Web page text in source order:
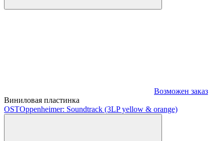
Возможен заказ
Виниловая пластинка
OSTOppenheimer: Soundtrack (3LP yellow & orange)